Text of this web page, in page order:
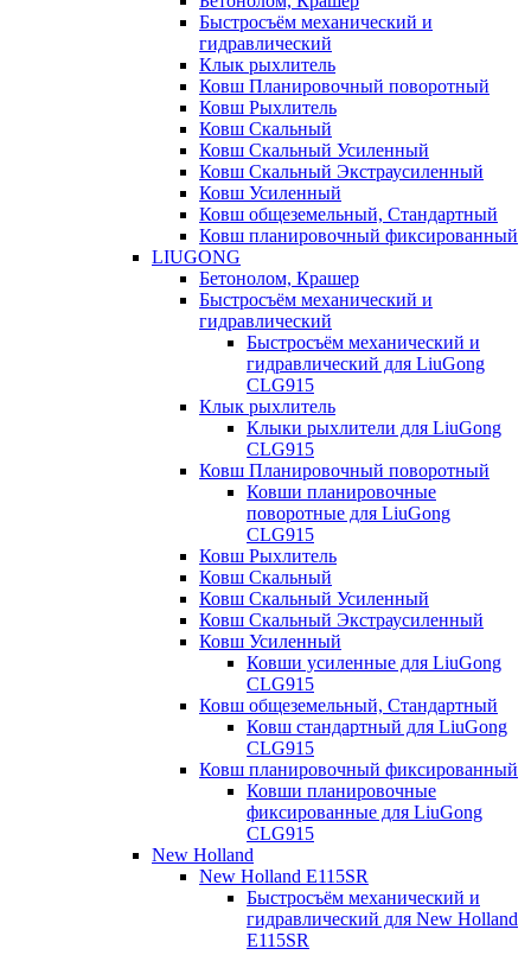
Быстросъём механический и
гидравлический
Клык рыхлитель
Ковш Планировочный поворотный
Ковш Рыхлитель
Ковш Скальный
Ковш Скальный Усиленный
Ковш Скальный Экстраусиленный
Ковш Усиленный
Ковш общеземельный, Стандартный
Ковш планировочный фиксированный
LIUGONG
Бетонолом, Крашер
Быстросъём механический и
гидравлический
Быстросъём механический и
гидравлический для LiuGong
CLG915
Клык рыхлитель
Клыки рыхлители для LiuGong
CLG915
Ковш Планировочный поворотный
Ковши планировочные
поворотные для LiuGong
CLG915
Ковш Рыхлитель
Ковш Скальный
Ковш Скальный Усиленный
Ковш Скальный Экстраусиленный
Ковш Усиленный
Ковши усиленные для LiuGong
CLG915
Ковш общеземельный, Стандартный
Ковш стандартный для LiuGong
CLG915
Ковш планировочный фиксированный
Ковши планировочные
фиксированные для LiuGong
CLG915
New Holland
New Holland E115SR
Быстросъём механический и
гидравлический для New Holland
E115SR